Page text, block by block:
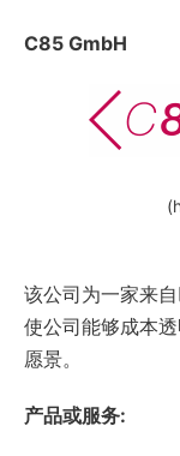
C85 GmbH
该公司为一家来
使公司能够成本
愿景。
产品或服务: